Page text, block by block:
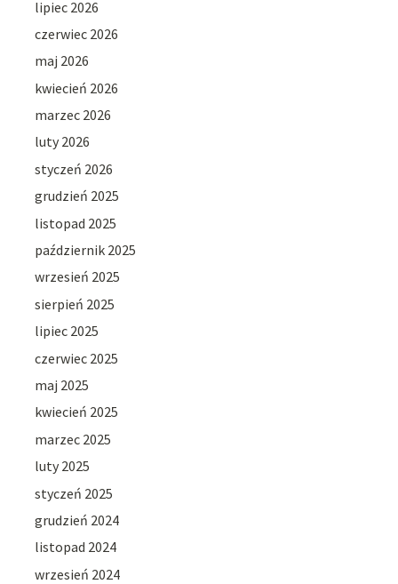
lipiec 2026
czerwiec 2026
maj 2026
kwiecień 2026
marzec 2026
luty 2026
styczeń 2026
grudzień 2025
listopad 2025
październik 2025
wrzesień 2025
sierpień 2025
lipiec 2025
czerwiec 2025
maj 2025
kwiecień 2025
marzec 2025
luty 2025
styczeń 2025
grudzień 2024
listopad 2024
wrzesień 2024